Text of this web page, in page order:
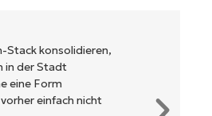
Stack konsolidieren,
in der Stadt
eine Form
einfach nicht